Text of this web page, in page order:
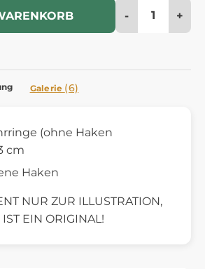
- +
Galerie (6)
(ohne Haken
cm
Haken
NUR ZUR ILLUSTRATION,
EIN ORIGINAL!